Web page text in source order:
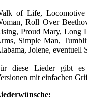
of Life,
Roll Over
Proud Mary, Long
Simple Man,
Jolene, eventuell
diese Lieder gibt es
mit einfachen